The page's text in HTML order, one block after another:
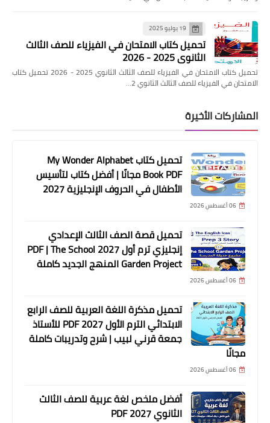
19 يوليو 2025
تحميل كتاب الامتحان في الفيزياء للصف الثالث
الثانوي 2025 - 2026
تحميل كتاب الامتحان في الفيزياء للصف الثالث الثانوي 2025 - 2026 تحميل كتاب
الامتحان في الفيزياء للصف الثالث الثانوي 2…
المشاركات الأخيرة
تحميل كتاب My Wonder Alphabet
Book PDF مجانًا | أفضل كتاب لتأسيس
الأطفال في الحروف الإنجليزية 2027
06 أغسطس 2026
تحميل قصة الصف الثالث الإعدادي
إنجليزي ترم أول 2027 PDF | The School
Garden Project المنهج الجديد كاملة
06 أغسطس 2026
تحميل مذكرة اللغة العربية للصف الرابع
الابتدائي الترم الأول 2027 PDF للأستاذ
جمعة قرني لبيب | شرح وتدريبات كاملة
مجانًا
06 أغسطس 2026
أفضل ملخص لغة عربية للصف الثالث
الثانوي 2027 PDF